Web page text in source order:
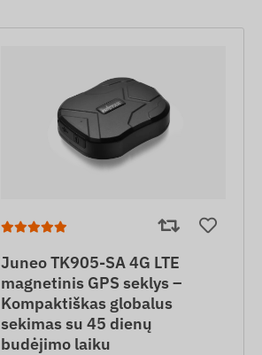
Juneo TK905-SA 4G LTE
magnetinis GPS seklys –
Kompaktiškas globalus
sekimas su 45 dienų
budėjimo laiku